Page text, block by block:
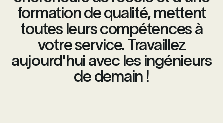
formation de qualité, mettent
toutes leurs compétences à
votre service. Travaillez
aujourd'hui avec les ingénieurs
de demain !